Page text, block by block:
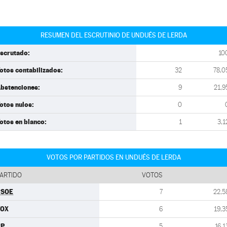
RESUMEN DEL ESCRUTINIO DE UNDUÉS DE LERDA
contabilizados: 32
9
nulos: 0
en blanco: 1
VOTOS POR PARTIDOS EN UNDUÉS DE LERDA
VOTOS
7
6